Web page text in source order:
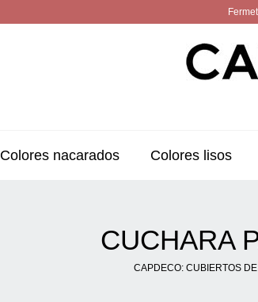
Colores nacarados Colores lisos
CUCHARA
CAPDECO: CUBIERTOS